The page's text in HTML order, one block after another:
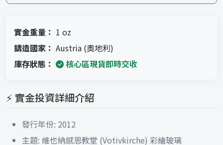
實金重量： 1 oz
鑄造國家： Austria (奧地利)
庫存狀態：
核心區現貨即時交收
⚡ 實金投資詳細介紹
發行年份: 2012
主題: 維也納感恩教堂 (Votivkirche) 彩繪玻璃